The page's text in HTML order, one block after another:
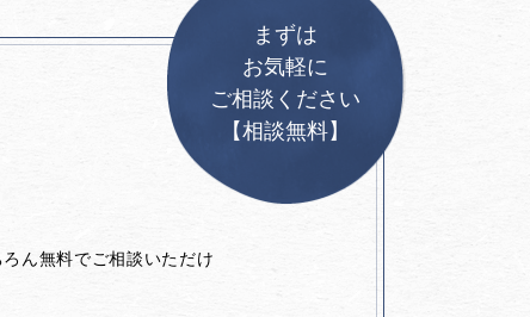
ん無料でご相談いただけ
まずは
お気軽に
ご相談ください
【相談無料】